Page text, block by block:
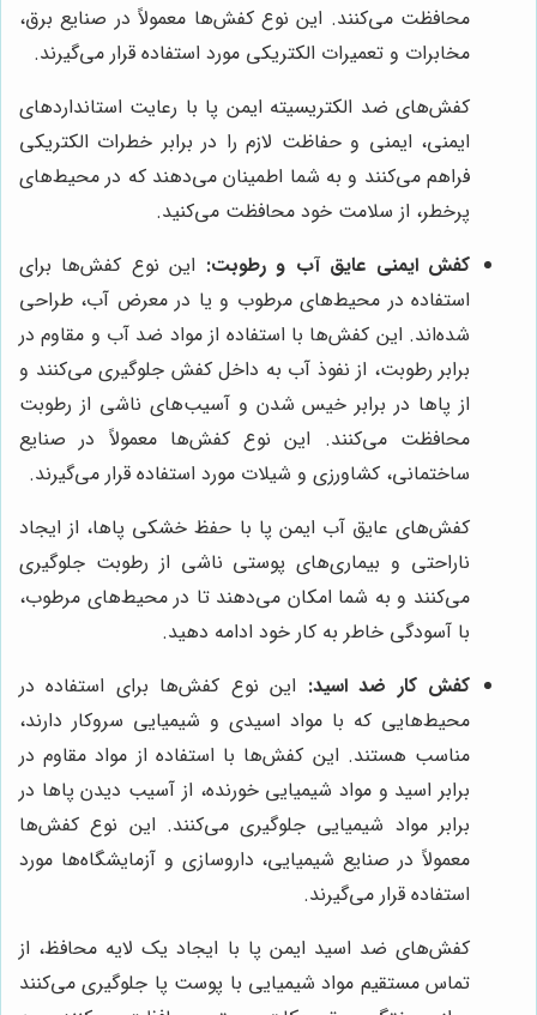
محافظت می‌کنند. این نوع کفش‌ها معمولاً در صنایع برق،
مخابرات و تعمیرات الکتریکی مورد استفاده قرار می‌گیرند.
کفش‌های ضد الکتریسیته ایمن پا با رعایت استانداردهای
ایمنی، ایمنی و حفاظت لازم را در برابر خطرات الکتریکی
فراهم می‌کنند و به شما اطمینان می‌دهند که در محیط‌های
پرخطر، از سلامت خود محافظت می‌کنید.
کفش ایمنی عایق آب و رطوبت: این نوع کفش‌ها برای
استفاده در محیط‌های مرطوب و یا در معرض آب، طراحی
شده‌اند. این کفش‌ها با استفاده از مواد ضد آب و مقاوم در
برابر رطوبت، از نفوذ آب به داخل کفش جلوگیری می‌کنند و
از پاها در برابر خیس شدن و آسیب‌های ناشی از رطوبت
محافظت می‌کنند. این نوع کفش‌ها معمولاً در صنایع
ساختمانی، کشاورزی و شیلات مورد استفاده قرار می‌گیرند.
کفش‌های عایق آب ایمن پا با حفظ خشکی پاها، از ایجاد
ناراحتی و بیماری‌های پوستی ناشی از رطوبت جلوگیری
می‌کنند و به شما امکان می‌دهند تا در محیط‌های مرطوب،
با آسودگی خاطر به کار خود ادامه دهید.
کفش کار ضد اسید: این نوع کفش‌ها برای استفاده در
محیط‌هایی که با مواد اسیدی و شیمیایی سروکار دارند،
مناسب هستند. این کفش‌ها با استفاده از مواد مقاوم در
برابر اسید و مواد شیمیایی خورنده، از آسیب دیدن پاها در
برابر مواد شیمیایی جلوگیری می‌کنند. این نوع کفش‌ها
معمولاً در صنایع شیمیایی، داروسازی و آزمایشگاه‌ها مورد
استفاده قرار می‌گیرند.
کفش‌های ضد اسید ایمن پا با ایجاد یک لایه محافظ، از
تماس مستقیم مواد شیمیایی با پوست پا جلوگیری می‌کنند